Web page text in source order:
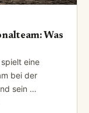
Was
eine
bei der
sein …